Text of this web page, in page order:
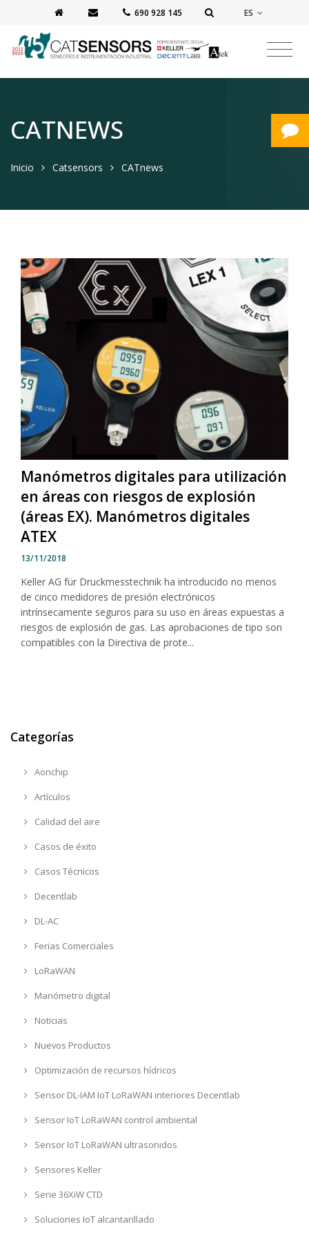
‭690 928 145‬ ES
CATNEWS
Inicio Catsensors CATnews
Manómetros digitales para utilización
en áreas con riesgos de explosión
(áreas EX). Manómetros digitales
ATEX
13/11/2018
Keller AG für Druckmesstechnik ha introducido no menos
de cinco medidores de presión electrónicos
intrínsecamente seguros para su uso en áreas expuestas a
riesgos de explosión de gas. Las aprobaciones de tipo son
compatibles con la Directiva de prote...
Categorías
Aonchip
Artículos
Calidad del aire
Casos de éxito
Casos Técnicos
Decentlab
DL-AC
Ferias Comerciales
LoRaWAN
Manómetro digital
Noticias
Nuevos Productos
Optimización de recursos hídricos
Sensor DL-IAM IoT LoRaWAN interiores Decentlab
Sensor IoT LoRaWAN control ambiental
Sensor IoT LoRaWAN ultrasonidos
Sensores Keller
Serie 36XiW CTD
Soluciones IoT alcantarillado